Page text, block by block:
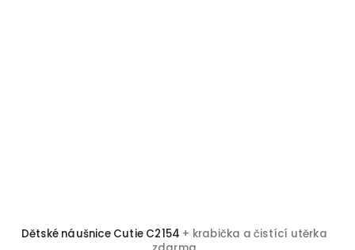
Dětské náušnice Cutie C2154 + krabička a čistící utěrka